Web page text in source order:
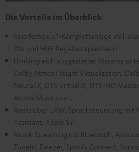
Die Vorteile im Überblick
Spielfertige 5.1-Komplettanlage inkl.
70s und HiFi-Regallautsprechern
Umfangreich ausgestatter Marantz
Dolby Atmos Height Virtualization,
Neural:X, DTS Virtual:X, DTS-HD
Atmos Music uvm.
Radio über UKW, Sprachsteuerung mit
Assistant, Apple Siri
Musik-Streaming mit Bluetooth,
TuneIn, Deezer, Spotify Connect,